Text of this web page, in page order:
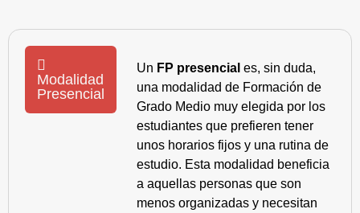
Modalidad
Presencial
Un FP presencial es, sin duda,
una modalidad de Formación de
Grado Medio muy elegida por los
estudiantes que prefieren tener
unos horarios fijos y una rutina de
estudio. Esta modalidad beneficia
a aquellas personas que son
menos organizadas y necesitan